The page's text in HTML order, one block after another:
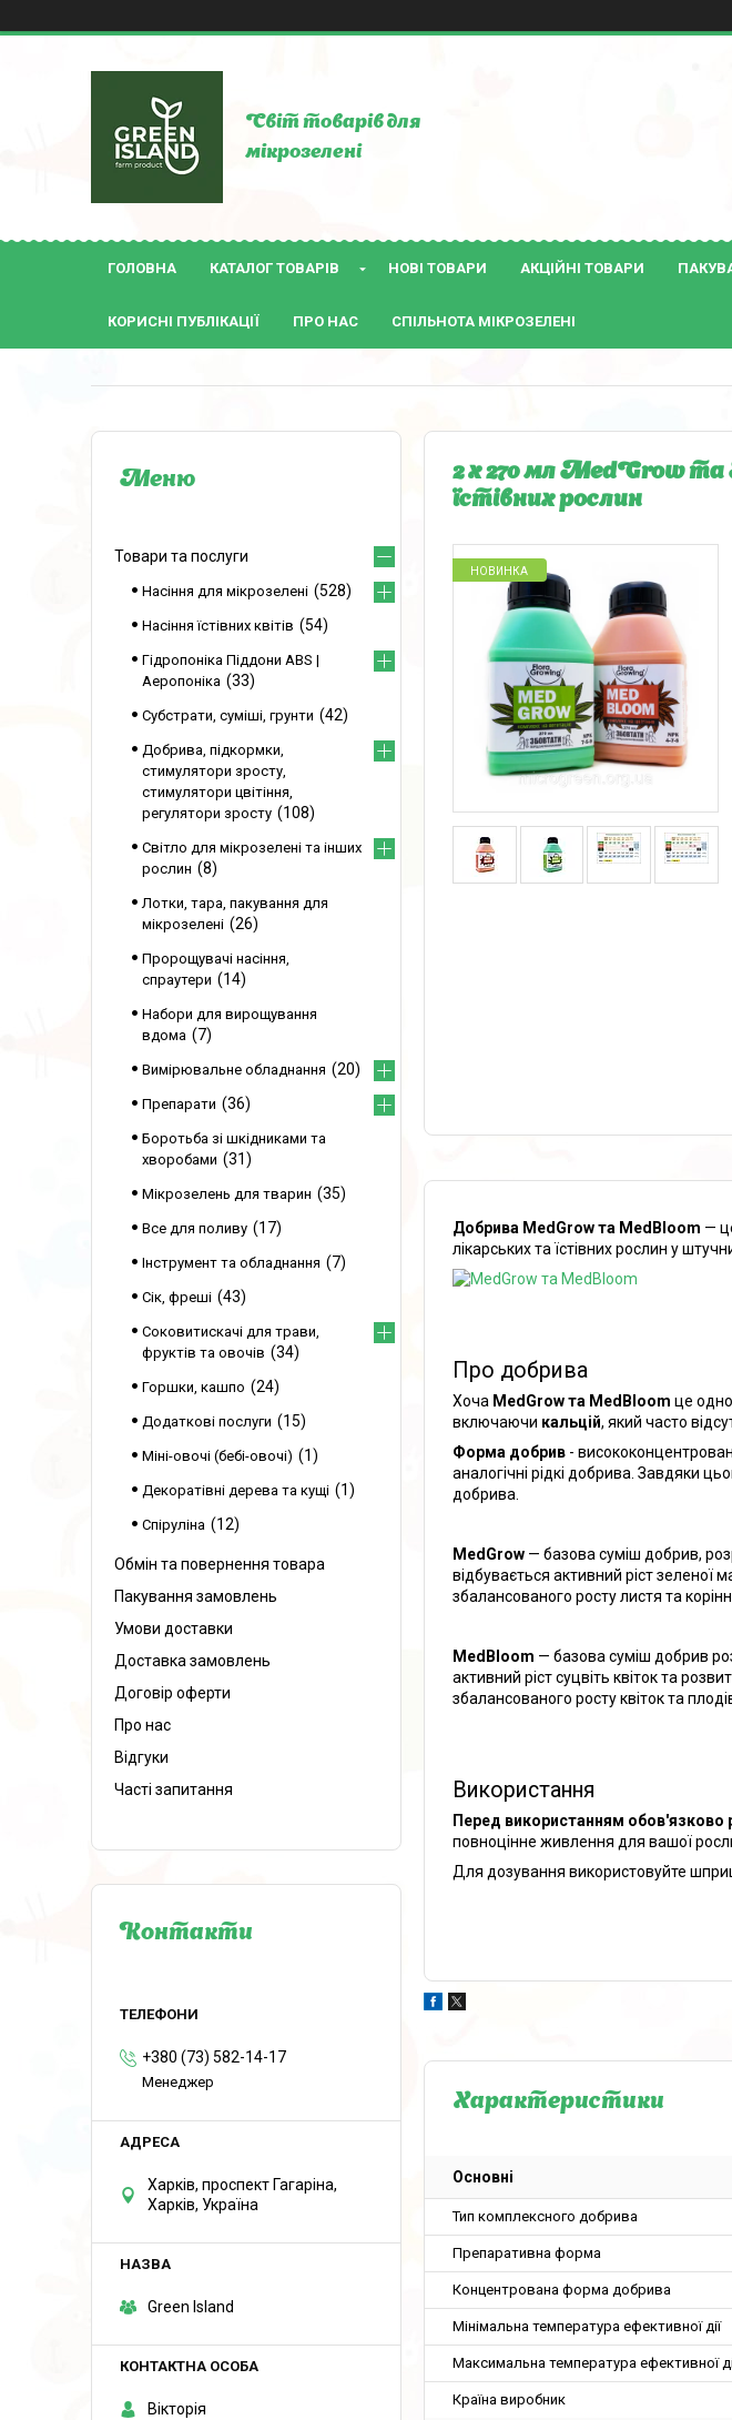
Світ товарів для
мікрозелені
ГОЛОВНА КАТАЛОГ ТОВАРІВ НОВІ ТОВАРИ АКЦІЙНІ ТОВАРИ
КОРИСНІ ПУБЛІКАЦІЇ ПРО НАС СПІЛЬНОТА МІКРОЗЕЛЕНІ
2 х 270 мл MedGrow та
їстівних рослин
НОВИНКА
Добрива MedGrow та MedBloom —
лікарських та їстівних рослин у
Про добрива
Хоча MedGrow та MedBloom це
включаючи кальцій, який часто
Форма добрив -
аналогічні рідкі добрива. Завдяки
добрива.
MedGrow — базова суміш добрив,
відбувається активний ріст зеленої
збалансованого росту листя та
MedBloom — базова суміш добрив
активний ріст суцвіть квіток та
збалансованого росту квіток та плодів
Використання
Перед використанням обов'язково
повноцінне живлення для вашої
Для дозування використовуйте
Характеристики
Основні
Тип комплексного добрива
Препаративна форма
Концентрована форма добрива
Мінімальна температура ефективної дії
Максимальна температура ефективної
Країна виробник
Товари та послуги
Насіння для мікрозелені 528
Насіння їстівних квітів 54
Гідропоніка Піддони ABS |
Аеропоніка
33
Субстрати, суміші, грунти 42
Добрива, підкормки,
стимулятори зросту,
стимулятори цвітіння,
регулятори зросту
108
Світло для мікрозелені та інших
рослин
8
Лотки, тара, пакування для
мікрозелені
26
Пророщувачі насіння,
спраутери
14
Набори для вирощування
вдома
7
Вимірювальне обладнання 20
Препарати 36
Боротьба зі шкідниками та
хворобами
31
Мікрозелень для тварин 35
Все для поливу 17
Інструмент та обладнання 7
Сік, фреші 43
Соковитискачі для трави,
фруктів та овочів
34
Горшки, кашпо 24
Додаткові послуги 15
Міні-овочі (бебі-овочі) 1
Декоратівні дерева та кущі 1
Спіруліна 12
Обмін та повернення товара
Пакування замовлень
Умови доставки
Доставка замовлень
Договір оферти
Про нас
Відгуки
Часті запитання
Контакти
+380 (73) 582-14-17
Менеджер
Харків, проспект Гагаріна,
Харків, Україна
Green Island
Вікторія